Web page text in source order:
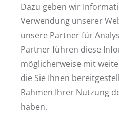
Ihre Nachricht
Ich bin damit einverstanden, dass
ABSCHICKEN
* Zur Bearbeitung Ihrer Anfrage müssen
Dazu geben wir
Verwendung unserer
unsere Partner für
Partner führen diese
möglicherweise mit
die Sie Ihnen
Rahmen Ihrer Nutzung
haben.